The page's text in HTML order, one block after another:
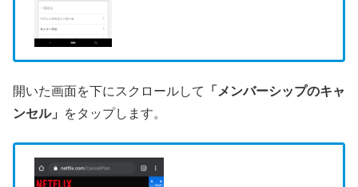
開いた画面を下にスクロールして
「メンバーシップのキャ
ンセル」
をタップします。